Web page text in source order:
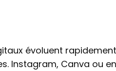
évoluent
Instagram, Canva ou